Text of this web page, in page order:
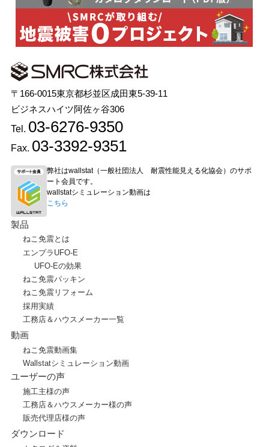
〒166-0015東京都杉並区成田東5-39-11
ビジネスハイツ阿佐ヶ谷306
Tel. 03-6276-9350
Fax. 03-3392-9351
弊社はwallstat（一般社団法人 耐震性能見える化協会）のサポ
ート会員です。
wallstatシミュレーション動画は
こちら
製品
ねこ免震とは
エンプラUFO-E
UFO-Eの効果
ねこ免震パッキン
ねこ免震リフォーム
採用実績
工務店＆ハウスメーカー一覧
動画
ねこ免震動画集
Wallstatシミュレーション動画
ユーザーの声
施工主様の声
工務店＆ハウスメーカー様の声
販売代理店様の声
ダウンロード